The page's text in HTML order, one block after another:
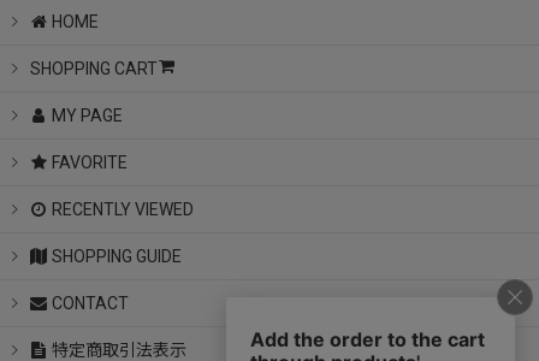
HOME
SHOPPING CART
MY PAGE
FAVORITE
RECENTLY VIEWED
SHOPPING GUIDE
CONTACT
特定商取引法表示